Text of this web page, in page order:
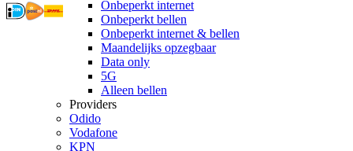
Onbeperkt internet
Onbeperkt bellen
Onbeperkt internet & bellen
Maandelijks opzegbaar
Data only
5G
Alleen bellen
Providers
Odido
Vodafone
KPN